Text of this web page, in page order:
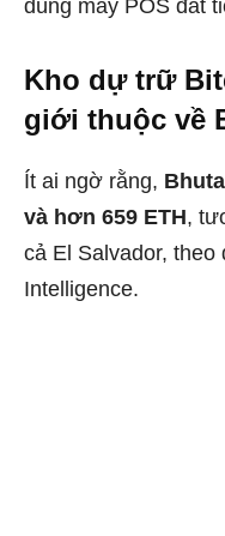
dùng máy POS đắt
Kho dự trữ
giới thuộc về
Ít ai ngờ rằng,
và hơn 659 ETH,
cả El Salvador,
Intelligence.